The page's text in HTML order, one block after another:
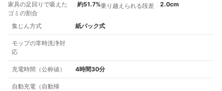
家具の足回りで吸えた
ゴミの割合
約51.7%乗り越えられる段差 2.0cm
集じん方式 紙パック式
モップの常時洗浄対
応
充電時間（公称値） 4時間30分
自動充電（自動帰